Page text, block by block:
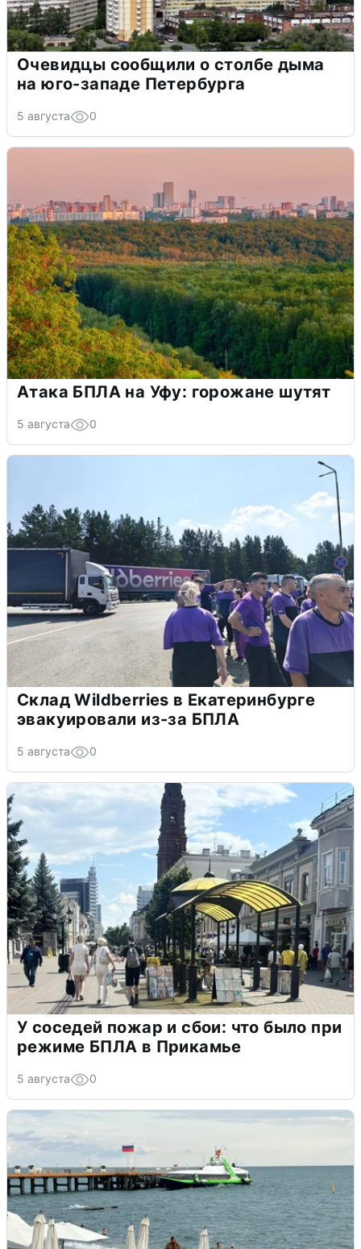
Очевидцы сообщили о столбе дыма
на юго-западе Петербурга
5 августа 0
Атака БПЛА на Уфу: горожане шутят
5 августа 0
Склад Wildberries в Екатеринбурге
эвакуировали из-за БПЛА
5 августа 0
У соседей пожар и сбои: что было при
режиме БПЛА в Прикамье
5 августа 0